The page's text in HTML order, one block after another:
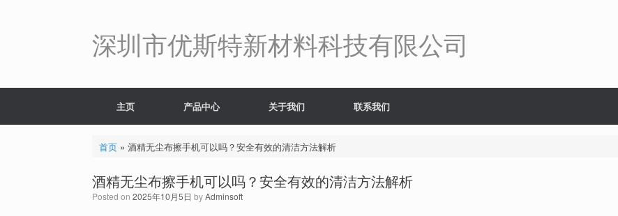
深圳市优斯特新材料科技有限公司
主页 产品中心 关于我们 联系我们
首页» 酒精无尘布擦手机可以吗？安全有效的清洁方法解析
酒精无尘布擦手机可以吗？安全有效的清洁方法解析
Posted on 2025年10月5日 byAdminsoft